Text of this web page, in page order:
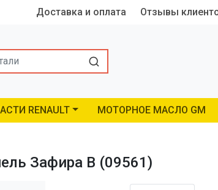
Доставка и оплата Отзывы
RENAULT МОТОРНОЕ МАСЛО GM
Зафира B (09561)